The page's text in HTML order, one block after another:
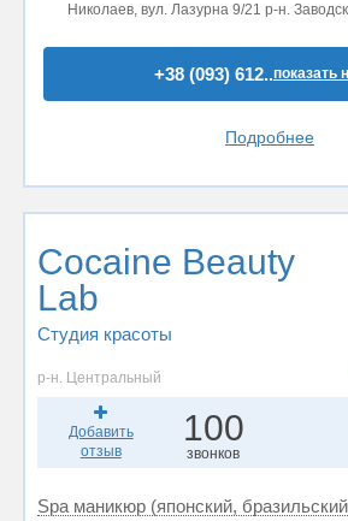
Николаев, вул. Лазурна 9/21 р-н.
+38 (093) 612..показать
Подробнее
Cocaine Beauty
Lab
Студия красоты
р-н. Центральный
Добавить
отзыв
100
звонков
Spa маникюр (японский,